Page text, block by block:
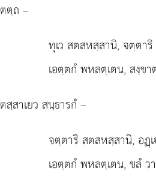
ตตฺถ –
ทุเว สตสหสฺสานิ, จตฺตา
เอตฺตกํ พหลตฺเตน, สงฺข
ตสฺสาเยว สนฺธารกํ –
จตฺตาริ สตสหสฺสานิ, อฏฺ
เอตฺตกํ พหลตฺเตน, ชลํ ว